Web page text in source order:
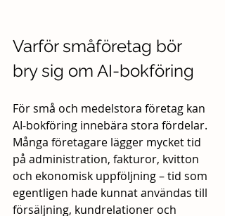
Varför småföretag bör
bry sig om AI-bokföring
För små och medelstora företag kan
AI-bokföring innebära stora fördelar.
Många företagare lägger mycket tid
på administration, fakturor, kvitton
och ekonomisk uppföljning – tid som
egentligen hade kunnat användas till
försäljning, kundrelationer och